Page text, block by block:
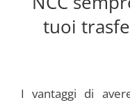
tuoi
I vantaggi di